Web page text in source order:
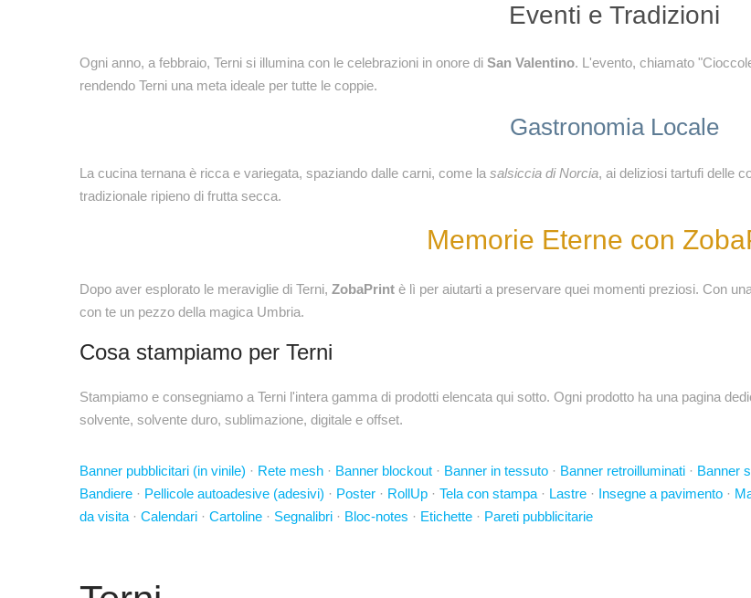
Eventi e Tradizioni
Ogni anno, a febbraio, Terni si illumina con le celebrazioni in onore di San Valentino. L'evento, chiamato
rendendo Terni una meta ideale per tutte le coppie.
Gastronomia Locale
La cucina ternana è ricca e variegata, spaziando dalle carni, come la salsiccia di Norcia, ai deliziosi tartufi delle
tradizionale ripieno di frutta secca.
Memorie Eterne con
Dopo aver esplorato le meraviglie di Terni, ZobaPrint è lì per aiutarti a preservare quei momenti preziosi. Con
con te un pezzo della magica Umbria.
Cosa stampiamo per Terni
Stampiamo e consegniamo a Terni l'intera gamma di prodotti elencata qui sotto. Ogni prodotto ha una pagina
solvente, solvente duro, sublimazione, digitale e offset.
Banner pubblicitari (in vinile) · Rete mesh · Banner blockout · Banner in tessuto · Banner retroilluminati · Banner
Bandiere · Pellicole autoadesive (adesivi) · Poster · RollUp · Tela con stampa · Lastre · Insegne a pavimento ·
da visita · Calendari · Cartoline · Segnalibri · Bloc-notes · Etichette · Pareti pubblicitarie